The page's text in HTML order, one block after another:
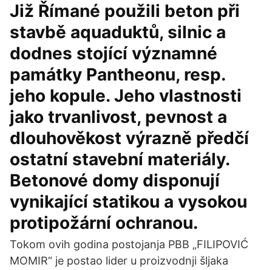
Již Římané použili beton při
stavbě aquaduktů, silnic a
dodnes stojící významné
památky Pantheonu, resp.
jeho kopule. Jeho vlastnosti
jako trvanlivost, pevnost a
dlouhověkost výrazně předčí
ostatní stavební materiály.
Betonové domy disponují
vynikající statikou a vysokou
protipožární ochranou.
Tokom ovih godina postojanja PBB „FILIPOVIĆ
MOMIR“ je postao lider u proizvodnji šljaka